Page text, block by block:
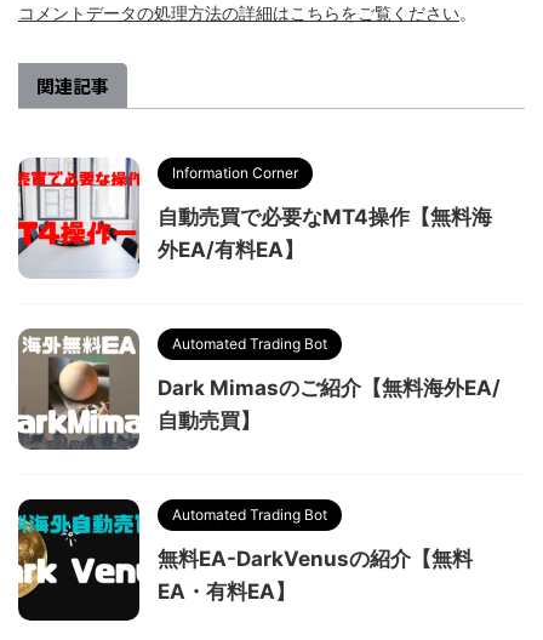
コメントデータの処理方法の詳細はこちらをご覧ください。
関連記事
Information Corner
自動売買で必要なMT4操作【無料海
外EA/有料EA】
Automated Trading Bot
Dark Mimasのご紹介【無料海外EA/
自動売買】
Automated Trading Bot
無料EA-DarkVenusの紹介【無料
EA・有料EA】